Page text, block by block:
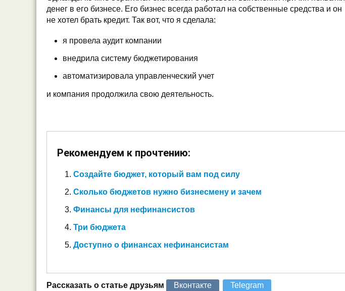
денег в его бизнесе. Его бизнес всегда работал на собственные средства и он
не хотел брать кредит. Так вот, что я сделала:
я провела аудит компании
внедрила систему бюджетирования
автоматизировала управленческий учет
и компания продолжила свою деятельность.
Рекомендуем к прочтению:
Создайте бюджет, который вам под силу
Сколько бюджетов нужно бизнесмену и зачем
Финансы для нефинансистов
Три бюджета
Доступно о финансах нефинансистам
Рассказать о статье друзьям Вконтакте Telegram